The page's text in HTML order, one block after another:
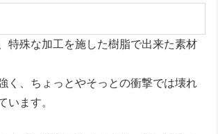
特殊な加工を施した樹脂で出来た素材
く、ちょっとやそっとの衝撃では壊れ
います。